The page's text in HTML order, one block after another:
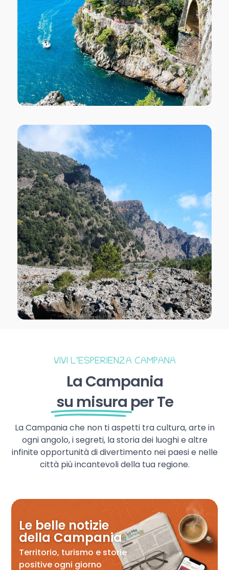
VIVI L’ESPERIENZA CAMPANA
La Campania
su misura per Te
La Campania che non ti aspetti tra cultura, arte in
ogni angolo, i segreti, la storia dei luoghi e altre
infinite opportunità di divertimento nei paesi e nelle
città più incantevoli della tua regione.
Le belle notizie
della Campania
Territorio, turismo e storie
positive ogni giorno